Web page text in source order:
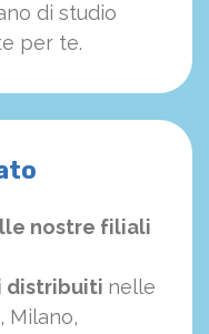
di studio
per te.
nostre filiali
distribuiti nelle
Milano,